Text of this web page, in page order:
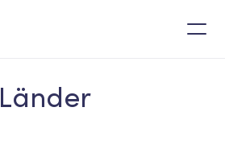
Länder